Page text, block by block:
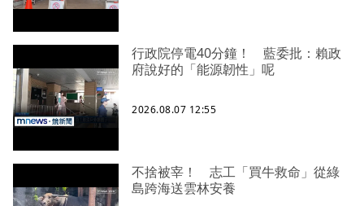
行政院停電40分鐘！ 藍委批：賴政
府說好的「能源韌性」呢
2026.08.07 12:55
不捨被宰！ 志工「買牛救命」從綠
島跨海送雲林安養